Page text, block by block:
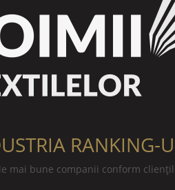
RANKING-
mai bune companii conform